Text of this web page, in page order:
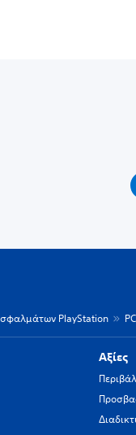
σφαλμάτων PlayStation
Αξίες